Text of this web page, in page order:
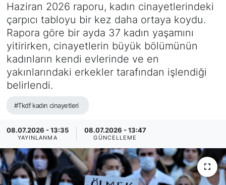
Haziran 2026 raporu, kadın cinayetlerindeki
çarpıcı tabloyu bir kez daha ortaya koydu.
Rapora göre bir ayda 37 kadın yaşamını
yitirirken, cinayetlerin büyük bölümünün
kadınların kendi evlerinde ve en
yakınlarındaki erkekler tarafından işlendiği
belirlendi.
#Tkdf kadın cinayetleri
08.07.2026 - 13:35
YAYINLANMA
08.07.2026 - 13:47
GÜNCELLEME
Bilim ve Teknoloji
Yazı Dizisi
Son Dakika Haberleri
Haber Arşivi